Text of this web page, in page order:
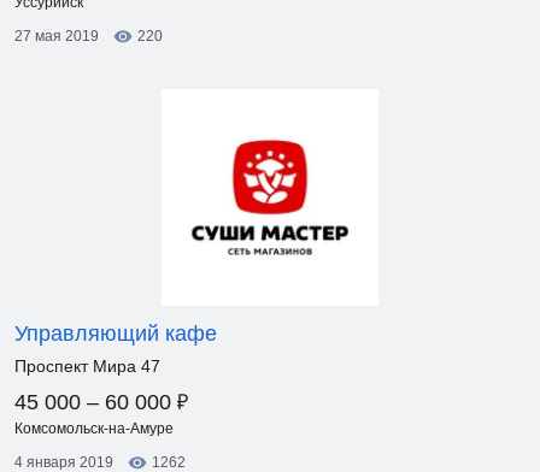
27 мая 2019
220
Управляющий кафе
Проспект Мира 47
45 000 – 60 000 ₽
Комсомольск-на-Амуре
4 января 2019
1262